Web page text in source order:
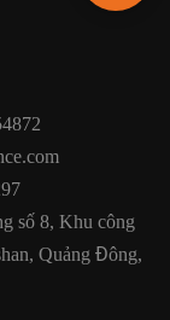
số 8, Khu công
Quảng Đông,